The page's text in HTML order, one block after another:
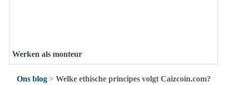
Werken als monteur
Ons blog> Welke ethische principes volgt Caizcoin.com?